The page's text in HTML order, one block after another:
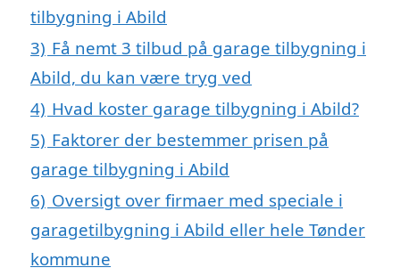
tilbygning i Abild
3) Få nemt 3 tilbud på garage tilbygning i
Abild, du kan være tryg ved
4) Hvad koster garage tilbygning i Abild?
5) Faktorer der bestemmer prisen på
garage tilbygning i Abild
6) Oversigt over firmaer med speciale i
garagetilbygning i Abild eller hele Tønder
kommune